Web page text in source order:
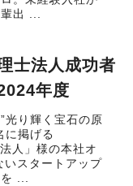
出 ...
士法人成功者
年度
光り輝く宝石の原
に掲げる
人」様の本社オ
いスタートアップ
...